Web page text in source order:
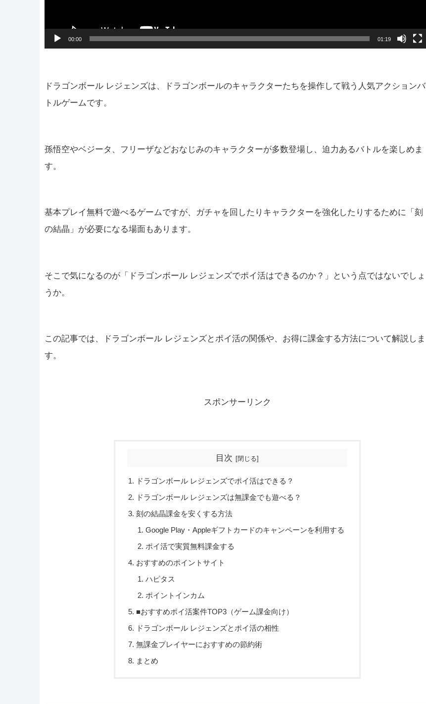
00:00 01:19
ドラゴンボール レジェンズは、ドラゴンボールのキャラクターたちを操作して戦う人気アクションバ
トルゲームです。
孫悟空やベジータ、フリーザなどおなじみのキャラクターが多数登場し、迫力あるバトルを楽しめま
す。
基本プレイ無料で遊べるゲームですが、ガチャを回したりキャラクターを強化したりするために「刻
の結晶」が必要になる場面もあります。
そこで気になるのが「ドラゴンボール レジェンズでポイ活はできるのか？」という点ではないでしょ
うか。
この記事では、ドラゴンボール レジェンズとポイ活の関係や、お得に課金する方法について解説しま
す。
スポンサーリンク
目次
ドラゴンボール レジェンズでポイ活はできる？
ドラゴンボール レジェンズは無課金でも遊べる？
刻の結晶課金を安くする方法
Google Play・Appleギフトカードのキャンペーンを利用する
ポイ活で実質無料課金する
おすすめのポイントサイト
ハピタス
ポイントインカム
■おすすめポイ活案件TOP3（ゲーム課金向け）
ドラゴンボール レジェンズとポイ活の相性
無課金プレイヤーにおすすめの節約術
まとめ